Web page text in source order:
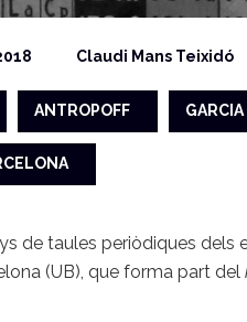
Claudi Mans Teixidó
ANTROPOFF
de taules periòdiques
(UB), que forma part del